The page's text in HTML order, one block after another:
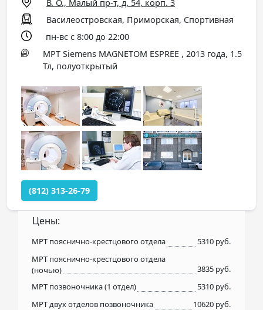
В. О., Малый пр-т, д. 54, корп. 3
Василеостровская, Приморская, Спортивная
пн-вс с 8:00 до 22:00
МРТ Siemens MAGNETOM ESPREE , 2013 года, 1.5
Тл, полуоткрытый
(812) 313-26-79
Цены:
МРТ пояснично-крестцового отдела
5310 руб.
МРТ пояснично-крестцового отдела
(ночью)
3835 руб.
МРТ позвоночника (1 отдел)
5310 руб.
МРТ двух отделов позвоночника
10620 руб.